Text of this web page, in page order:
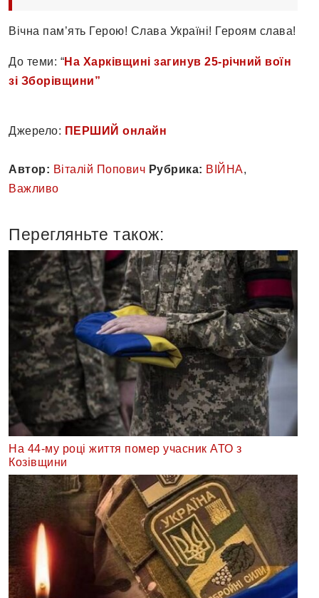
Вічна пам’ять Герою! Слава Україні! Героям слава!
До теми: “На Харківщині загинув 25-річний воїн
зі Зборівщини”
Джерело: ПЕРШИЙ онлайн
Автор: Віталій Попович Рубрика: ВІЙНА,
Важливо
Перегляньте також:
На 44-му році життя помер учасник АТО з
Козівщини